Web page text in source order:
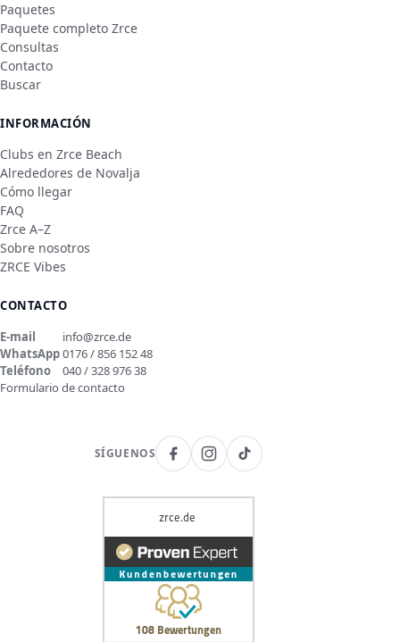
Paquetes
Paquete completo Zrce
Consultas
Contacto
Buscar
INFORMACIÓN
Clubs en Zrce Beach
Alrededores de Novalja
Cómo llegar
FAQ
Zrce A–Z
Sobre nosotros
ZRCE Vibes
CONTACTO
E-mail
info@zrce.de
WhatsApp0176 / 856 152 48
Teléfono
040 / 328 976 38
Formulario de contacto
SÍGUENOS